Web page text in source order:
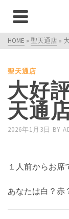
HOME » 聖天通店 »
聖天通店
大好
天通
2026年1月3日 BY
１人前からお
あなたは白？赤